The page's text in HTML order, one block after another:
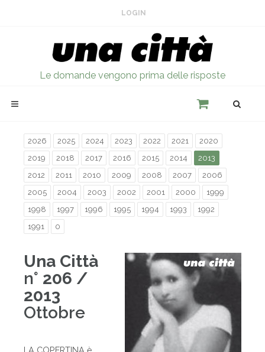
LOGIN
Le domande vengono prima delle risposte
2026 2025 2024 2023 2022 2021
2020
2019
2018 2017 2016 2015 2014
2013
2012
2011 2010 2009 2008 2007
2006
2005
2004 2003 2002 2001 2000
1999
1998
1997 1996 1995 1994 1993
1992
1991
0
Una Città
n° 206 /
2013
Ottobre
LA COPERTINA è